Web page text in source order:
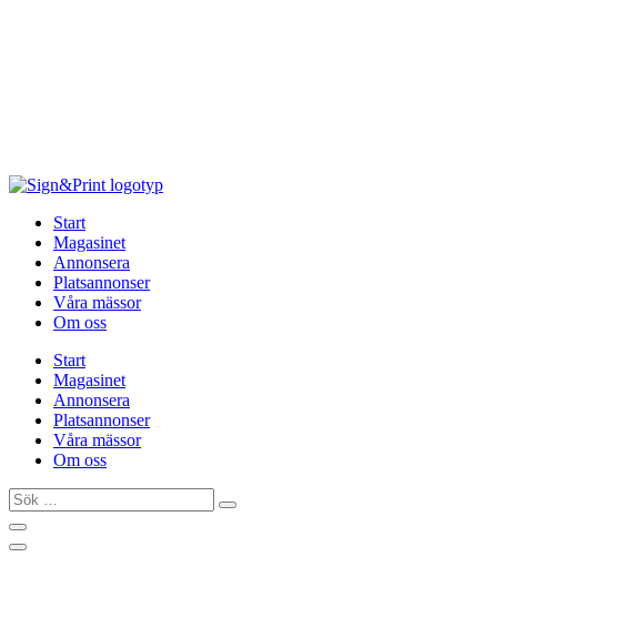
Start
Magasinet
Annonsera
Platsannonser
Våra mässor
Om oss
Start
Magasinet
Annonsera
Platsannonser
Våra mässor
Om oss
Sök
…